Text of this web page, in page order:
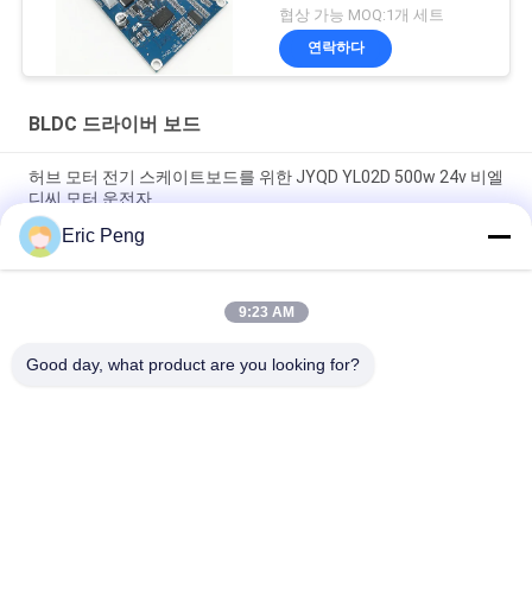
협상 가능 MOQ:1개 세트
연락하다
BLDC 드라이버 보드
허브 모터 전기 스케이트보드를 위한 JYQD YL02D 500w 24v 비엘
디씨 모터 운전자
홀 센서 110V 220V 12V 24v 브러시리스 직류 전동기 제어기
Pwm
JYQD - V7.5E 36 내지 72VDC 3상 Mosfet 자동차 BLDC 드라이버
Eric Peng
9:23 AM
Good day, what product are you looking for?